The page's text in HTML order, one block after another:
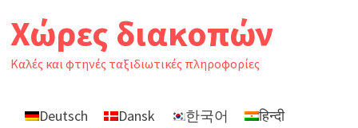
toΧώρες διακοπών
Καλές και φτηνές ταξιδιωτικές πληροφορίες
Deutsch Dansk 한국어
हिन्दी